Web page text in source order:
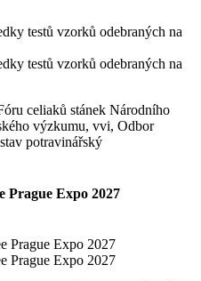
celiaků stánek Národního
výzkumu, vvi, Odbor
potravinářský
Prague Expo 2027